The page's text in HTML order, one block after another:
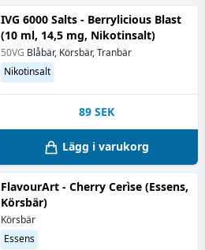
IVG 6000 Salts - Berrylicious Blast
(10 ml, 14,5 mg, Nikotinsalt)
50VG Blåbär, Körsbär, Tranbär
Nikotinsalt
89 SEK
Lägg i varukorg
FlavourArt - Cherry Cerìse (Essens,
Körsbär)
Körsbär
Essens